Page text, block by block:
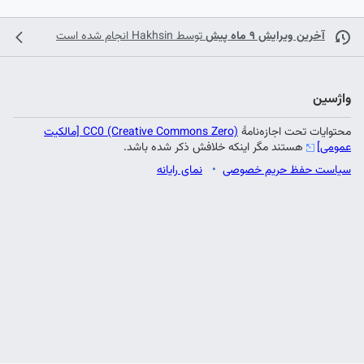
آخرین ویرایش ۹ ماه پیش توسطHakhsinانجام شده است
واژسین
محتوایات تحت اجازه‌نامهٔ
CC0 (Creative Commons Zero) [مالکیت
عمومی]
هستند مگر اینکه خلافش ذکر شده باشد.
سیاست حفظ حریم خصوصی
نمای رایانه